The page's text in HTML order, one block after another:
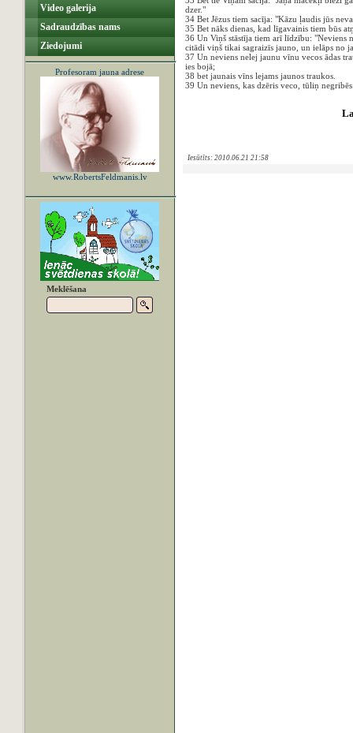
Video galerija
Sadraudzības nams
Ziedojumi
Profesoram jauna adrese
www.RobertsFeldmanis.lv
Meklēšana
dzer."
34 Bet Jēzus tiem sacīja: "Kāzu ļaudis jūs
35 Bet nāks dienas, kad līgavainis tiem būs
36 Un Viņš stāstīja tiem arī līdzību: "Neviens
citādi viņš tikai sagraizīs jauno, un ielāps no
37 Un neviens nelej jaunu vīnu vecos ādas
ies bojā;
38 bet jaunais vīns lejams jaunos traukos.
39 Un neviens, kas dzēris veco, tūliņ
Iesūtīts: 2010.06.21 21:58